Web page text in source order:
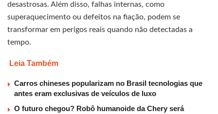
desastrosas. Além disso, falhas internas, como
superaquecimento ou defeitos na fiação, podem se
transformar em perigos reais quando não detectadas a
tempo.
Leia Também
Carros chineses popularizam no Brasil tecnologias que
antes eram exclusivas de veículos de luxo
O futuro chegou? Robô humanoide da Chery será